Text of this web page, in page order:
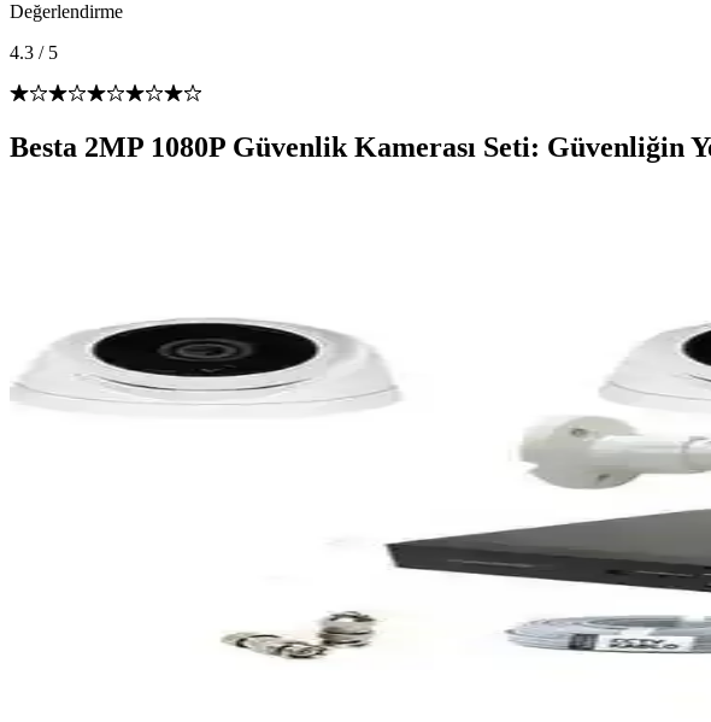
Değerlendirme
4.3 / 5
Besta 2MP 1080P Güvenlik Kamerası Seti: Güvenliğin